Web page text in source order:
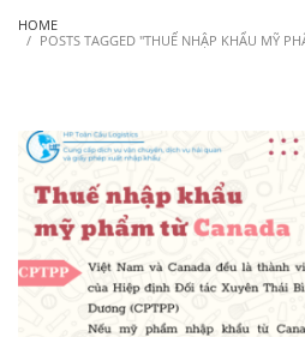
HOME
POSTS TAGGED "THUẾ NHẬP KHẨU MỸ